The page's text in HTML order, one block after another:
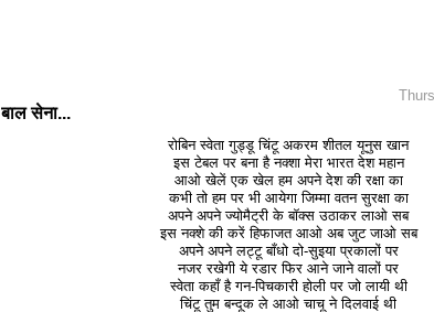
बाल सेना...
रोबिन स्वेता गुड्डू चिंटू अकरम शीतल यूनुस खान
इस टेबल पर बना है नक्शा मेरा भारत देश महान
आओ खेलें एक खेल हम अपने देश की रक्षा का
कभी तो हम पर भी आयेगा जिम्मा वतन सुरक्षा का
अपने अपने ज्योमैट्री के बॉक्स उठाकर लाओ सब
इस नक्शे की करें हिफाजत आओ अब जुट जाओ सब
अपने अपने लट्टू बाँधो दो-सुइया प्रकालों पर
नजर रखेगी ये रडार फिर आने जाने वालों पर
स्वेता कहाँ है गन-पिचकारी होली पर जो लायी थी
चिंटू तुम बन्दूक ले आओ चाचू ने दिलवाई थी